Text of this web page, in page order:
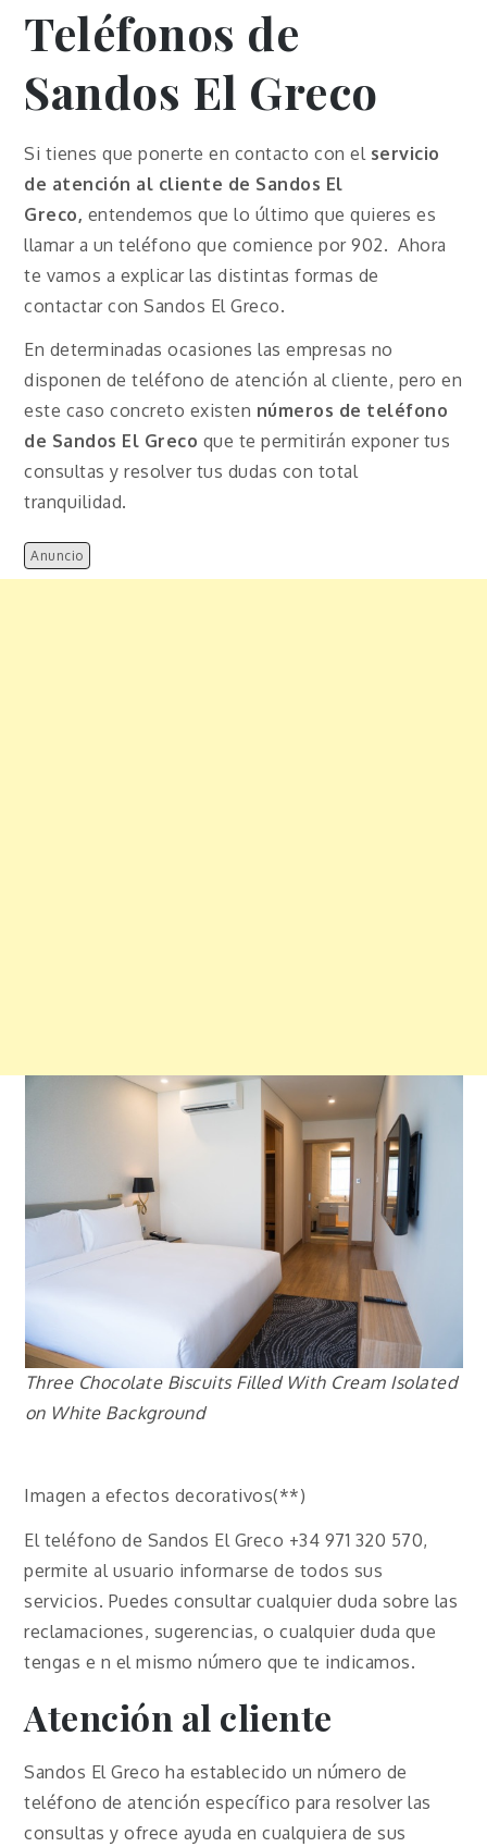
Teléfonos de
Sandos El Greco
Si tienes que ponerte en contacto con el servicio
de atención al cliente de Sandos El
Greco, entendemos que lo último que quieres es
llamar a un teléfono que comience por 902. Ahora
te vamos a explicar las distintas formas de
contactar con Sandos El Greco.
En determinadas ocasiones las empresas no
disponen de teléfono de atención al cliente, pero en
este caso concreto existen números de teléfono
de Sandos El Greco que te permitirán exponer tus
consultas y resolver tus dudas con total
tranquilidad.
Anuncio
Three Chocolate Biscuits Filled With Cream Isolated
on White Background
Imagen a efectos decorativos(**)
El teléfono de Sandos El Greco +34 971 320 570,
permite al usuario informarse de todos sus
servicios. Puedes consultar cualquier duda sobre las
reclamaciones, sugerencias, o cualquier duda que
tengas e n el mismo número que te indicamos.
Atención al cliente
Sandos El Greco ha establecido un número de
teléfono de atención específico para resolver las
consultas y ofrece ayuda en cualquiera de sus